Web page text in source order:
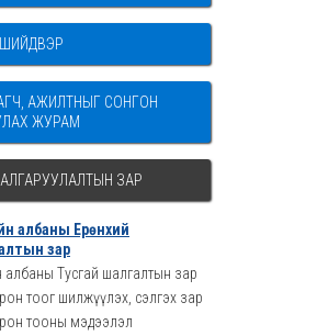
АЖИЛТНЫГ СОНГОН
ЖУРАМ
ЗАР
албаны Ерөнхий
зар
албаны Тусгай шалгалтын зар
тоог шилжүүлэх, сэлгэх зар
тооны мэдээлэл